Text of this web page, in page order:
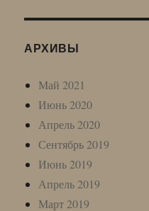
АРХИВЫ
Май 2021
Июнь 2020
Апрель 2020
Сентябрь 2019
Июнь 2019
Апрель 2019
Март 2019